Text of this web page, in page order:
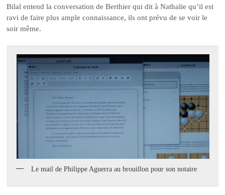
Bilal entend la conversation de Berthier qui dit à Nathalie qu’il est
ravi de faire plus ample connaissance, ils ont prévu de se voir le
soir même.
Le mail de Philippe Aguerra au brouillon pour son notaire